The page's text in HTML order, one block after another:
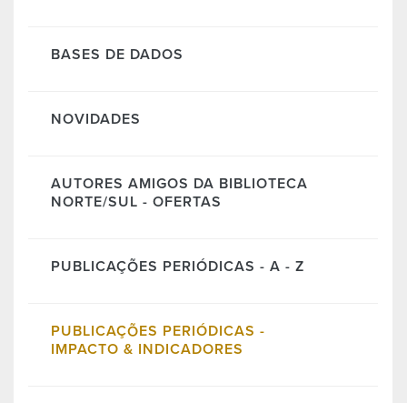
BASES DE DADOS
NOVIDADES
AUTORES AMIGOS DA BIBLIOTECA
NORTE/SUL - OFERTAS
PUBLICAÇÕES PERIÓDICAS - A - Z
PUBLICAÇÕES PERIÓDICAS -
IMPACTO & INDICADORES